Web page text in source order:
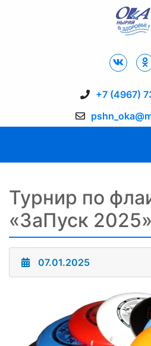
+7 (4967)
Турнир по
«ЗаПуск 2025»
07.01.2025